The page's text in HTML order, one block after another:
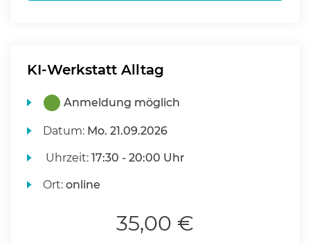
KI-Werkstatt Alltag
Anmeldung möglich
Datum: Mo. 21.09.2026
Uhrzeit:17:30 - 20:00 Uhr
Ort:online
35,00 €